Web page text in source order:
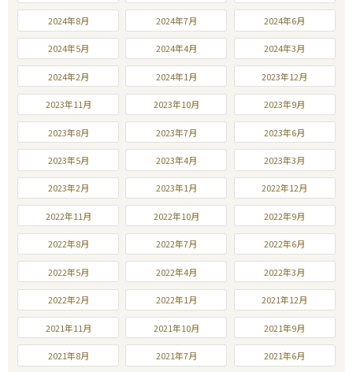
2024年8月 2024年7月 2024年6月
2024年5月 2024年4月 2024年3月
2024年2月 2024年1月 2023年12月
2023年11月 2023年10月 2023年9月
2023年8月 2023年7月 2023年6月
2023年5月 2023年4月 2023年3月
2023年2月 2023年1月 2022年12月
2022年11月 2022年10月 2022年9月
2022年8月 2022年7月 2022年6月
2022年5月 2022年4月 2022年3月
2022年2月 2022年1月 2021年12月
2021年11月 2021年10月 2021年9月
2021年8月 2021年7月 2021年6月